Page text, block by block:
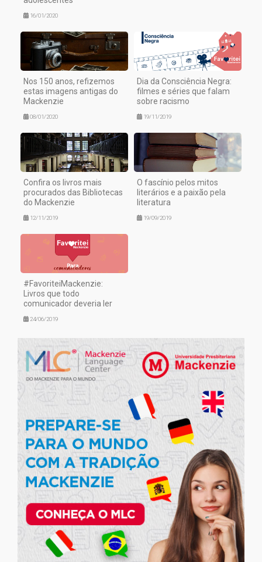
16/01/2020
Nos 150 anos, refizemos
estas imagens antigas do
Mackenzie
08/01/2020
Dia da Consciência Negra:
filmes e séries que falam
sobre racismo
19/11/2019
Confira os livros mais
procurados das Bibliotecas
do Mackenzie
12/11/2019
O fascínio pelos mitos
literários e a paixão pela
literatura
19/09/2019
#FavoriteiMackenzie:
Livros que todo
comunicador deveria ler
24/06/2019